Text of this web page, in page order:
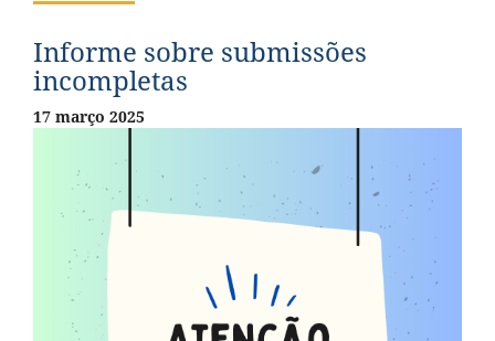
Informe sobre submissões
incompletas
17 março 2025